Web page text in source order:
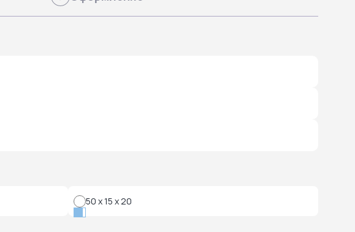
50 x 15 x 20